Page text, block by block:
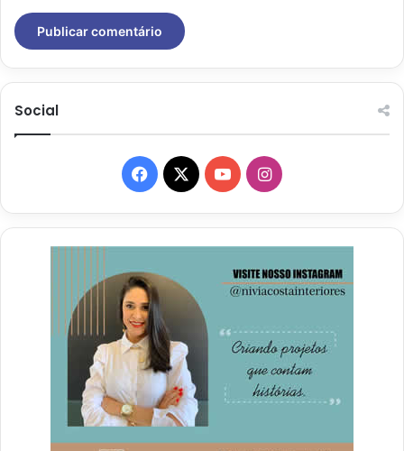
Social
Facebook
X YouTubeInstagram